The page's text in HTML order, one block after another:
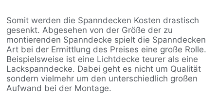
Somit werden die Spanndecken Kosten drastisch
gesenkt. Abgesehen von der Größe der zu
montierenden Spanndecke spielt die Spanndecken
Art bei der Ermittlung des Preises eine große Rolle.
Beispielsweise ist eine Lichtdecke teurer als eine
Lackspanndecke. Dabei geht es nicht um Qualität
sondern vielmehr um den unterschiedlich großen
Aufwand bei der Montage.